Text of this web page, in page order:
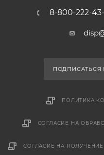
8-800-222-
ПОДПИСАТЬСЯ
ПОЛИТИКА
СОГЛАСИЕ НА
СОГЛАСИЕ НА